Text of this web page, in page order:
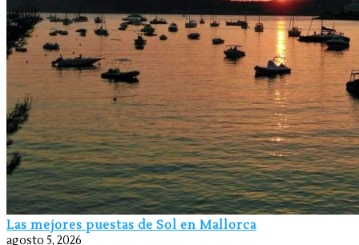
Las mejores puestas de Sol en Mallorca
agosto 5, 2026